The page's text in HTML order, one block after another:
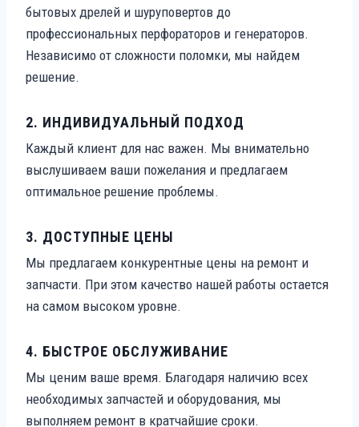
бытовых дрелей и шуруповертов до
профессиональных перфораторов и генераторов.
Независимо от сложности поломки, мы найдем
решение.
2. ИНДИВИДУАЛЬНЫЙ ПОДХОД
Каждый клиент для нас важен. Мы внимательно
выслушиваем ваши пожелания и предлагаем
оптимальное решение проблемы.
3. ДОСТУПНЫЕ ЦЕНЫ
Мы предлагаем конкурентные цены на ремонт и
запчасти. При этом качество нашей работы остается
на самом высоком уровне.
4. БЫСТРОЕ ОБСЛУЖИВАНИЕ
Мы ценим ваше время. Благодаря наличию всех
необходимых запчастей и оборудования, мы
выполняем ремонт в кратчайшие сроки.